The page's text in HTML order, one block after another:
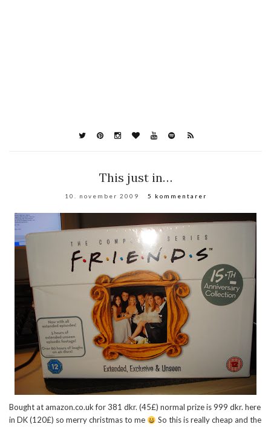
This just in…
10. november 2009 5 kommentarer
Bought at amazon.co.uk for 381 dkr. (45£) normal prize is 999 dkr. here
in DK (120£) so merry christmas to me
So this is really cheap and the